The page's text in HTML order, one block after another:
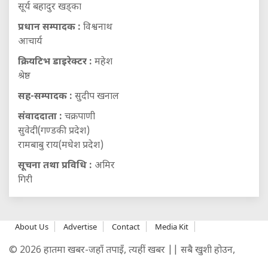
सूर्य बहादुर खड्का
प्रधान सम्पादक : विश्वनाथ
आचार्य
क्रियटिभ डाइरेक्टर : महेश
श्रेष्ठ
सह-सम्पादक : सुदीप खनाल
संवाददाता : चक्रपाणी
सुवेदी(गण्डकी प्रदेश)
रामबाबु राय(मधेश प्रदेश)
सूचना तथा प्रविधि : अमिर
गिरी
About Us Advertise Contact Media Kit
© 2026 हातमा खबर-जहाँ तपाइँ, त्यहीं खबर || सबै खुशी होउन,